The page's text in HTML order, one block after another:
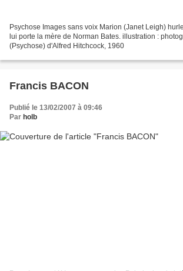
Psychose Images sans voix Marion (Janet Leigh)
lui porte la mère de Norman Bates. illustration :
(Psychose) d'Alfred Hitchcock, 1960
Francis BACON
Publié le 13/02/2007 à 09:46
Par holb